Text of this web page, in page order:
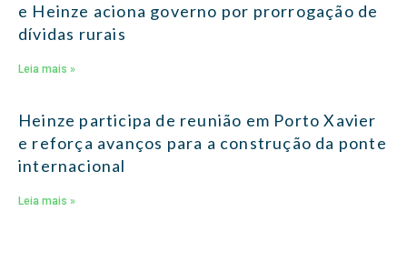
e Heinze aciona governo por prorrogação de
dívidas rurais
Leia mais »
Heinze participa de reunião em Porto Xavier
e reforça avanços para a construção da ponte
internacional
Leia mais »